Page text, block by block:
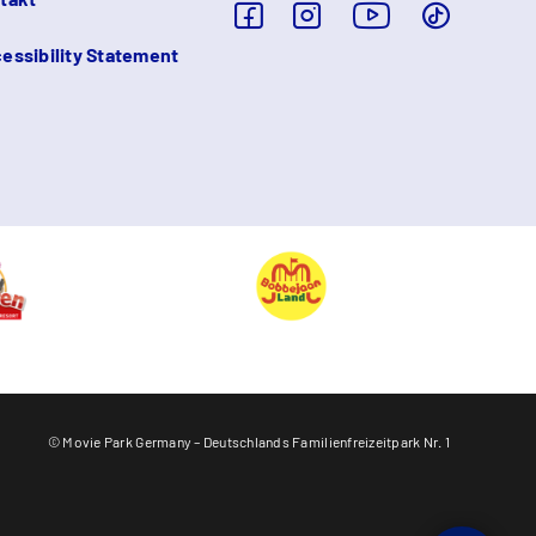
Statement
© Movie Park Germany – Deutschlands Familienfreizeitpark Nr. 1